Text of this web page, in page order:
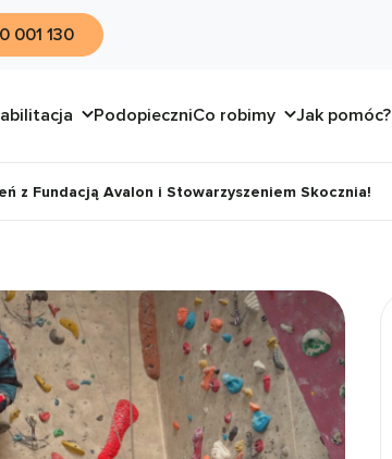
001 130
PodopieczniCo robimy Jak pomóc?
z Fundacją Avalon i Stowarzyszeniem Skocznia!